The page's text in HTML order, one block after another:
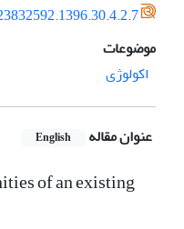
موضوعات
اکولوژی
عنوان مقاله English
of an existing